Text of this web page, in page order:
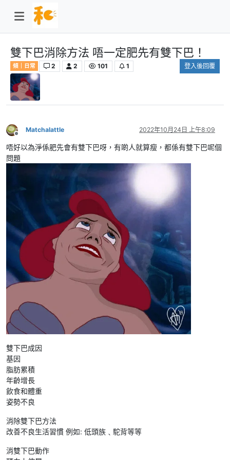
雙下巴消除方法 唔一定肥先有雙下巴！
傾｜日常 2 2 101 1 登入後回覆
離線
Matchalattle 2022年10月24日 上午8:09
唔好以為淨係肥先會有雙下巴呀，有啲人就算瘦，都係有雙下巴呢個
問題
雙下巴成因
基因
脂肪累積
年齡增長
飲食和體重
姿勢不良
消除雙下巴方法
改善不良生活習慣 例如: 低頭族﹑駝背等等
消雙下巴動作